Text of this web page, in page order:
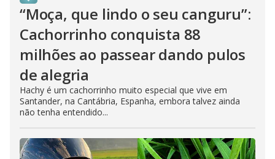
“Moça, que lindo o seu canguru”:
Cachorrinho conquista 88
milhões ao passear dando pulos
de alegria
Hachy é um cachorrinho muito especial que vive em
Santander, na Cantábria, Espanha, embora talvez ainda
não tenha entendido...